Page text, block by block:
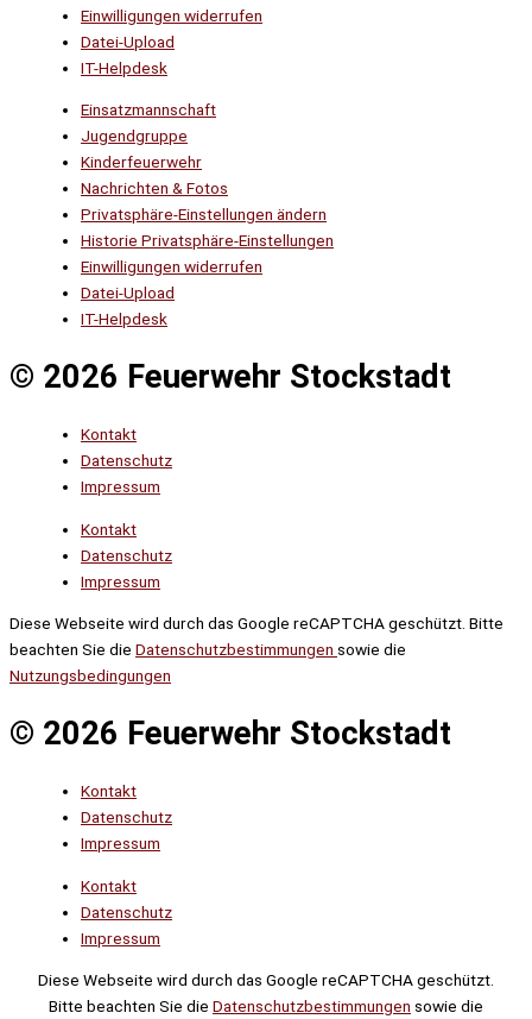
Einwilligungen widerrufen
Datei-Upload
IT-Helpdesk
Einsatzmannschaft
Jugendgruppe
Kinderfeuerwehr
Nachrichten & Fotos
Privatsphäre-Einstellungen ändern
Historie Privatsphäre-Einstellungen
Einwilligungen widerrufen
Datei-Upload
IT-Helpdesk
© 2026 Feuerwehr Stockstadt
Kontakt
Datenschutz
Impressum
Kontakt
Datenschutz
Impressum
Diese Webseite wird durch das Google reCAPTCHA geschützt. Bitte
beachten Sie die Datenschutzbestimmungen sowie die
Nutzungsbedingungen
© 2026 Feuerwehr Stockstadt
Kontakt
Datenschutz
Impressum
Kontakt
Datenschutz
Impressum
Diese Webseite wird durch das Google reCAPTCHA geschützt.
Bitte beachten Sie die Datenschutzbestimmungen sowie die